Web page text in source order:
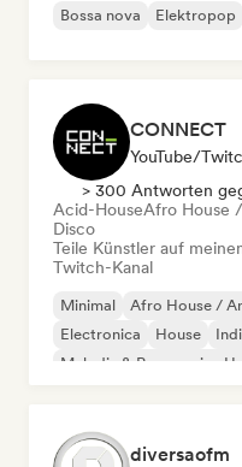
Bossa nova
Elektropop
CONNECT
YouTube/
> 300 Antworten
Acid-HouseAfro House
Disco
Teile Künstler auf
Twitch-Kanal
Minimal Afro House /
Electronica
House
Melodic & Progressive
diversaofm